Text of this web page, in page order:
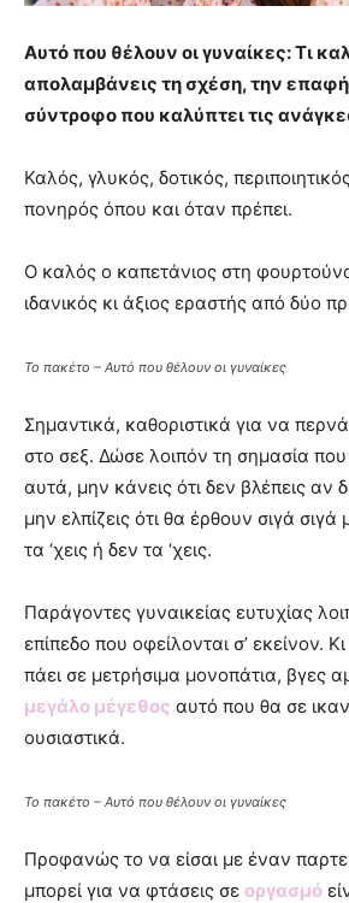
Αυτό που θέλουν οι γυναίκες: Τι
απολαμβάνεις τη σχέση, την
σύντροφο που καλύπτει τις
Καλός, γλυκός, δοτικός,
πονηρός όπου και όταν πρέπει.
O καλός ο καπετάνιος στη
ιδανικός κι άξιος εραστής από δύο
Το πακέτο – Αυτό που θέλουν οι γυναίκες
Σημαντικά, καθοριστικά για να
στο σεξ. Δώσε λοιπόν τη σημασία που
αυτά, μην κάνεις ότι δεν βλέπεις αν
μην ελπίζεις ότι θα έρθουν σιγά
τα ‘χεις ή δεν τα ‘χεις.
Παράγοντες γυναικείας ευτυχίας
επίπεδο που οφείλονται σ’ εκείνον.
πάει σε μετρήσιμα μονοπάτια, βγες
μεγάλο μέγεθος αυτό που θα σε
ουσιαστικά.
Το πακέτο – Αυτό που θέλουν οι γυναίκες
Προφανώς το να είσαι με έναν
μπορεί για να φτάσεις σε οργασμό